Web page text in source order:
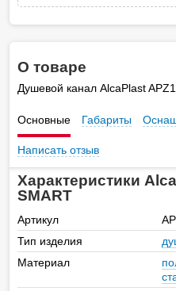
О товаре
Душевой канал AlcaPlast
Основные Габариты
Написать отзыв
Характеристики
SMART
Артикул
Тип изделия
Материал